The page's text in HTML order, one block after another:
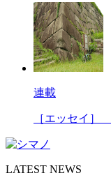
連載
［エッセイ］
LATEST NEWS